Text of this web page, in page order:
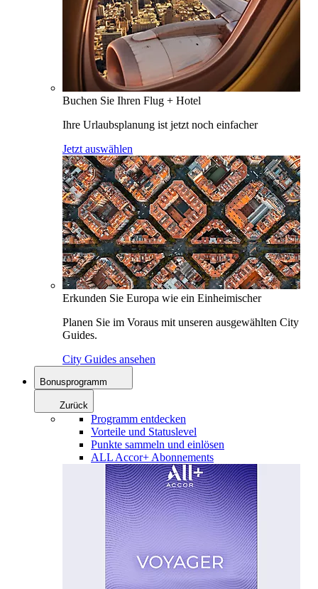
Buchen Sie Ihren Flug + Hotel
Ihre Urlaubsplanung ist jetzt noch einfacher
Jetzt auswählen
Erkunden Sie Europa wie ein Einheimischer
Planen Sie im Voraus mit unseren ausgewählten City
Guides.
City Guides ansehen
Bonusprogramm
Zurück
Programm entdecken
Vorteile und Statuslevel
Punkte sammeln und einlösen
ALL Accor+ Abonnements